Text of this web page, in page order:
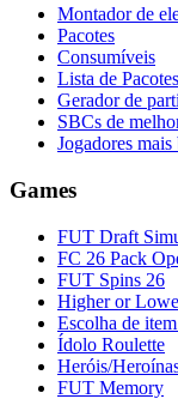
Montador de
Pacotes
Consumíveis
Lista de
Gerador de
SBCs de
Jogadores
Games
FUT Draft
FC 26 Pack
FUT Spins 26
Higher or
Escolha de
Ídolo Roulette
Heróis/
FUT Memory